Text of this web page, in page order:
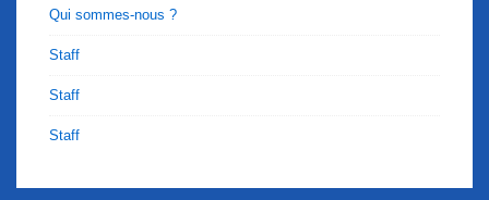
Qui sommes-nous ?
Staff
Staff
Staff